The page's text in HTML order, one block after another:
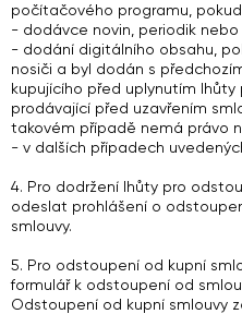
počítačového programu,
- dodávce novin, periodik nebo
- dodání digitálního obsahu,
nosiči a byl dodán s
kupujícího před uplynutím
prodávající před uzavřením
takovém případě nemá právo
- v dalších případech
4. Pro dodržení lhůty pro
odeslat prohlášení o
smlouvy.
5. Pro odstoupení od kupní
formulář k odstoupení od
Odstoupení od kupní smlouvy